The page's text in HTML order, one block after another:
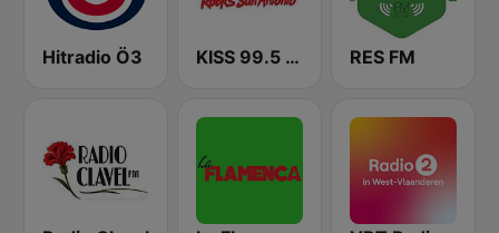
Hitradio Ö3 KISS 99.5 FM RES FM